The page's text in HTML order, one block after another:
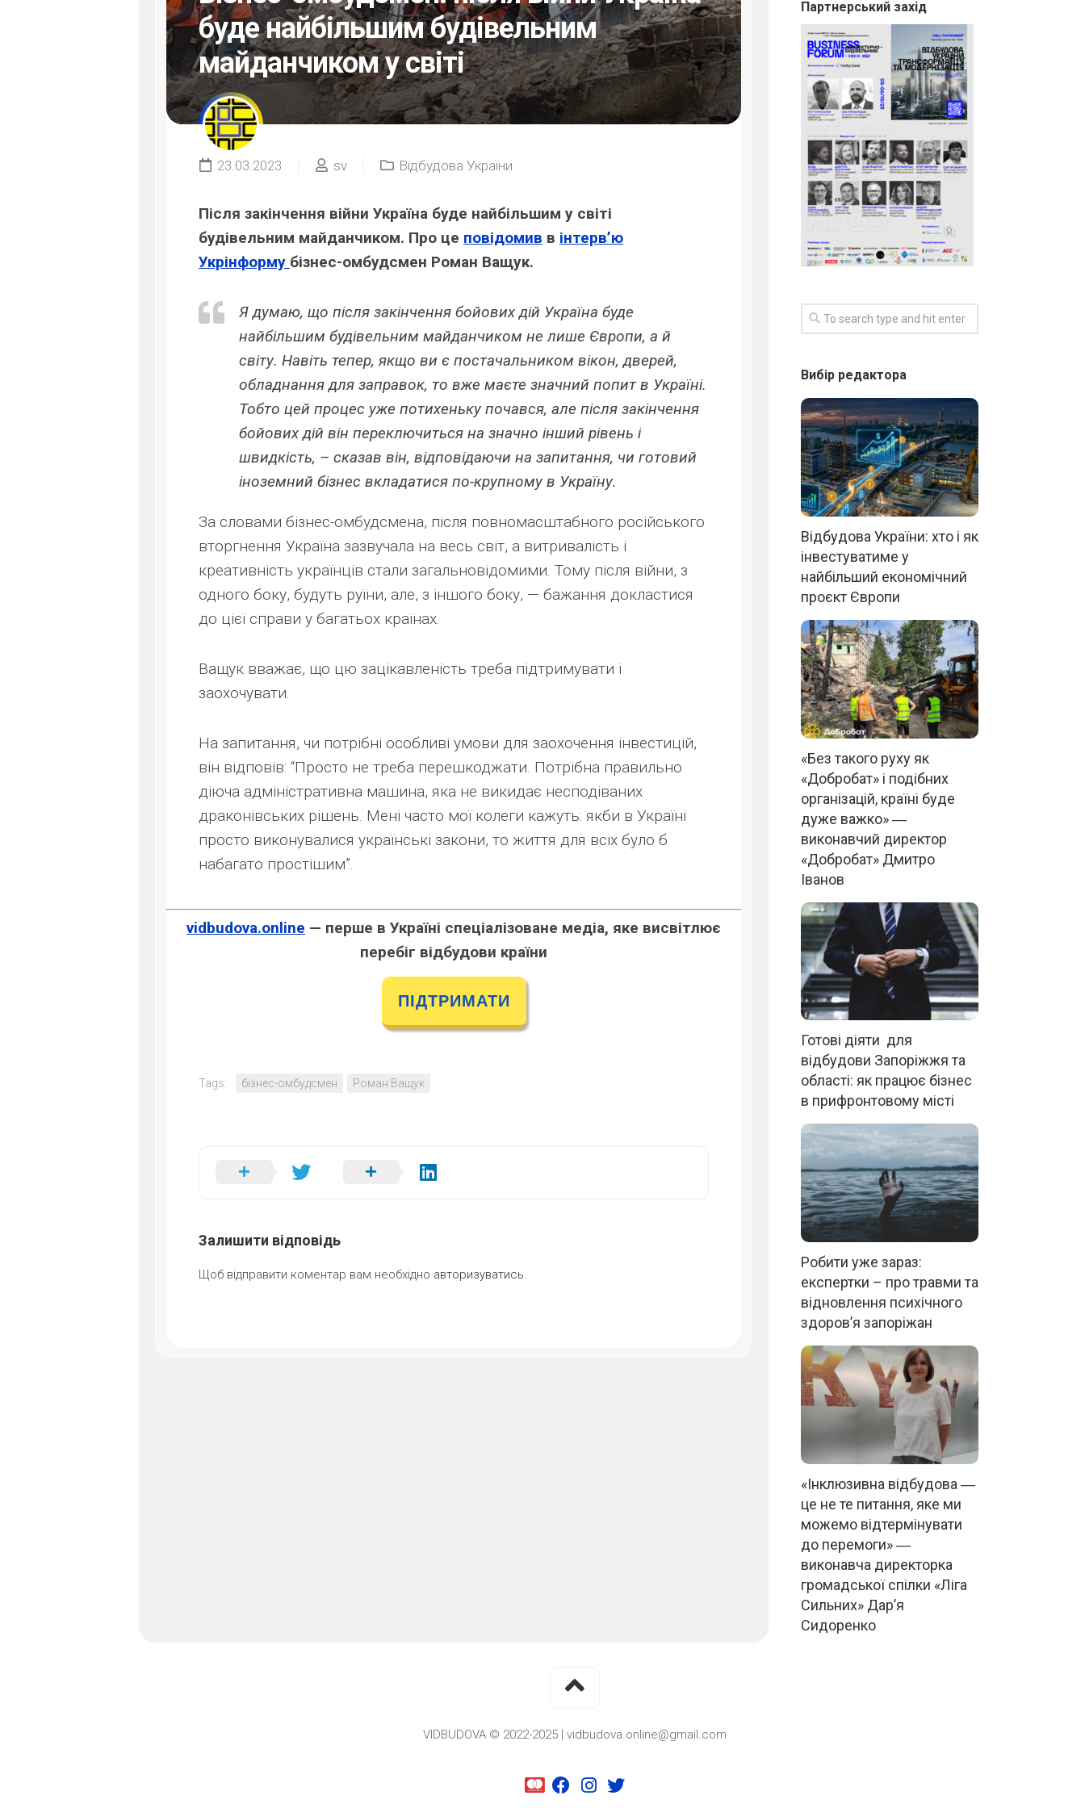
буде найбільшим будівельним
майданчиком у світі
23.03.2023 sv Відбудова України
Після закінчення війни Україна буде найбільшим у світі
будівельним майданчиком. Про це повідомив в інтерв’ю
Укрінформу бізнес-омбудсмен Роман Ващук.
Я думаю, що після закінчення бойових дій Україна буде
найбільшим будівельним майданчиком не лише Європи, а й
світу. Навіть тепер, якщо ви є постачальником вікон, дверей,
обладнання для заправок, то вже маєте значний попит в Україні.
Тобто цей процес уже потихеньку почався, але після закінчення
бойових дій він переключиться на значно інший рівень і
швидкість, – сказав він, відповідаючи на запитання, чи готовий
іноземний бізнес вкладатися по-крупному в Україну.
За словами бізнес-омбудсмена, після повномасштабного російського
вторгнення Україна зазвучала на весь світ, а витривалість і
креативність українців стали загальновідомими. Тому після війни, з
одного боку, будуть руїни, але, з іншого боку, — бажання докластися
до цієї справи у багатьох країнах.
Ващук вважає, що цю зацікавленість треба підтримувати і
заохочувати.
На запитання, чи потрібні особливі умови для заохочення інвестицій,
він відповів: “Просто не треба перешкоджати. Потрібна правильно
діюча адміністративна машина, яка не викидає несподіваних
драконівських рішень. Мені часто мої колеги кажуть: якби в Україні
просто виконувалися українські закони, то життя для всіх було б
набагато простішим”.
vidbudova.online — перше в Україні спеціалізоване медіа, яке висвітлює
перебіг відбудови країни
ПІДТРИМАТИ
Tags: бізнес-омбудсмен Роман Ващук
Залишити відповідь
Щоб відправити коментар вам необхідно авторизуватись.
Партнерський захід
Вибір редактора
Відбудова України: хто і як
інвестуватиме у
найбільший економічний
проєкт Європи
«Без такого руху як
«Добробат» і подібних
організацій, країні буде
дуже важко» ―
виконавчий директор
«Добробат» Дмитро
Іванов
Готові діяти для
відбудови Запоріжжя та
області: як працює бізнес
в прифронтовому місті
Робити уже зараз:
експертки – про травми та
відновлення психічного
здоров’я запоріжан
«Інклюзивна відбудова ―
це не те питання, яке ми
можемо відтермінувати
до перемоги» ―
виконавча директорка
громадської спілки «Ліга
Сильних» Дар’я
Сидоренко
VIDBUDOVA © 2022-2025 | vidbudova.online@gmail.com